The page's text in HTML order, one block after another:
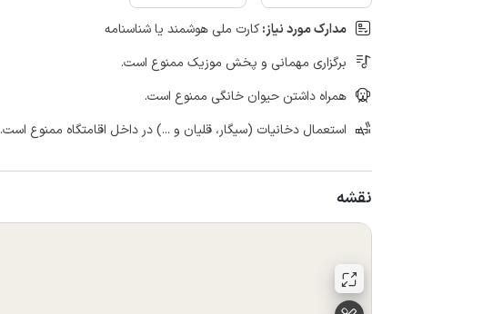
مدارک مورد نیاز:کارت ملی هوشمند یا شناسنامه
برگزاری مهمانی و پخش موزیک ممنوع است.
همراه داشتن حیوان خانگی ممنوع است.
استعمال دخانیات (سیگار، قلیان و ...) در داخل اقامتگاه ممنوع است.
نقشه